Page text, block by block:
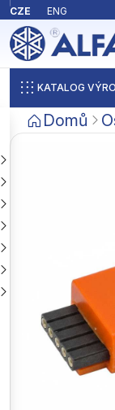
CZE ENG
KATALOG
Domů